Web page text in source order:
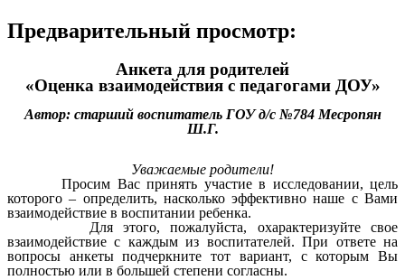
Предварительный просмотр:
Анкета для родителей
«Оценка взаимодействия с педагогами ДОУ»
Автор: старший воспитатель ГОУ д/с №784 Месропян
Ш.Г.
Уважаемые родители!
Просим Вас принять участие в исследовании, цель
которого – определить, насколько эффективно наше с Вами
взаимодействие в воспитании ребенка.
Для этого, пожалуйста, охарактеризуйте свое
взаимодействие с каждым из воспитателей. При ответе на
вопросы анкеты подчеркните тот вариант, с которым Вы
полностью или в большей степени согласны.